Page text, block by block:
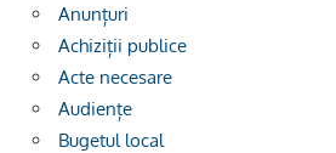
Anunțuri
Achiziții publice
Acte necesare
Audiențe
Bugetul local